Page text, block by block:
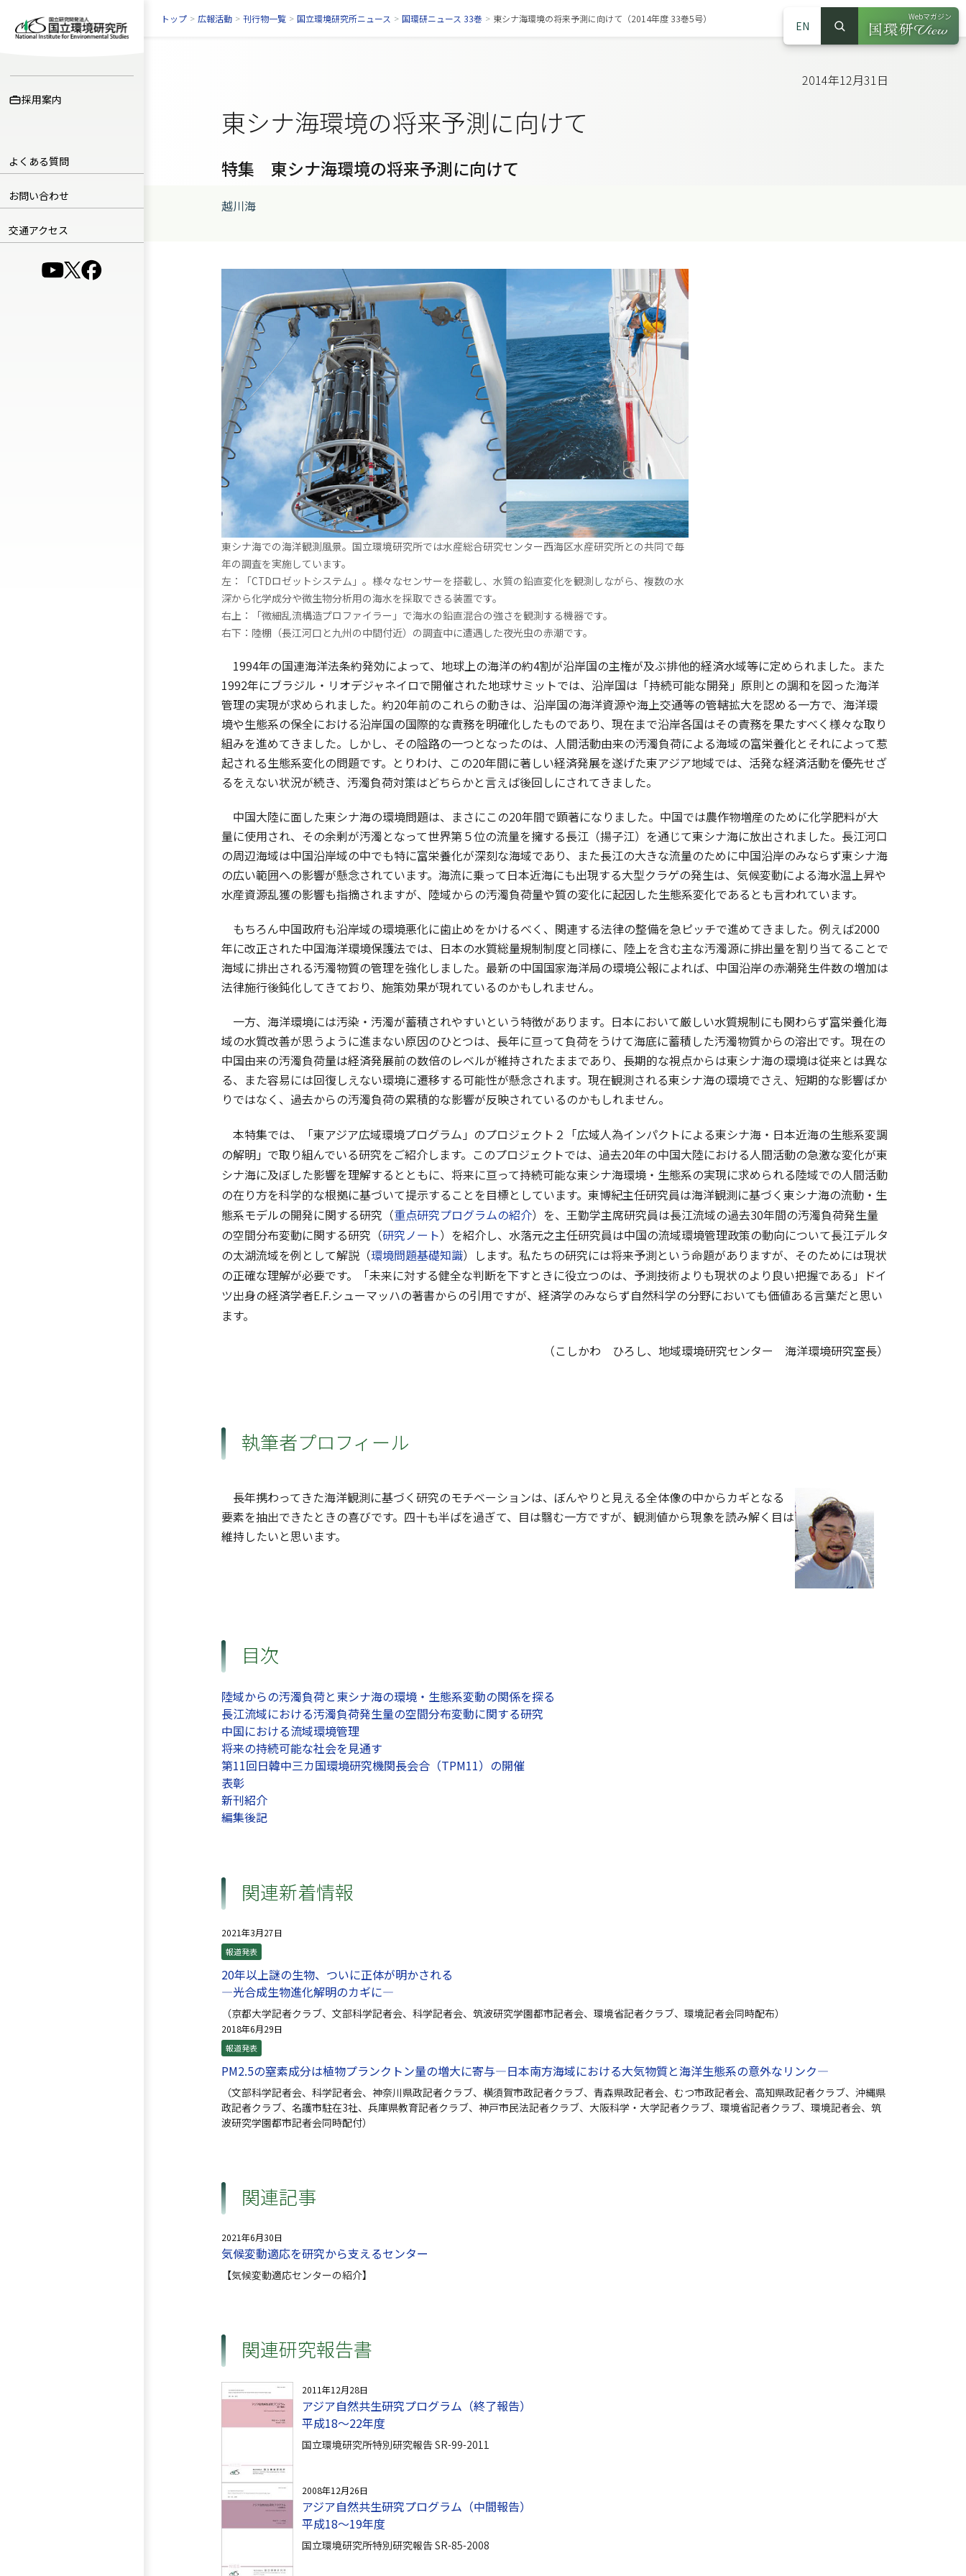
採用案内
よくある質問
お問い合わせ
交通アクセス
（別ウインドウで開きます）
（別ウインドウで開きます）
（別ウインドウで開きます）
EN
サイト内検索
検索
Webマガジン
（別ウインドウ
トップ > 広報活動 > 刊行物一覧 > 国立環境研究所ニュース > 国環研ニュース 33巻 > 東シナ海環境の将来予測に向けて（2014年度 33巻5号）
2014年12月31日
東シナ海環境の将来予測に向けて
特集 東シナ海環境の将来予測に向けて
越川海
東シナ海での海洋観測風景。国立環境研究所では水産総合研究センター西海区水産研究所との共同で毎
年の調査を実施しています。
左：「CTDロゼットシステム」。様々なセンサーを搭載し、水質の鉛直変化を観測しながら、複数の水
深から化学成分や微生物分析用の海水を採取できる装置です。
右上：「微細乱流構造プロファイラー」で海水の鉛直混合の強さを観測する機器です。
右下：陸棚（長江河口と九州の中間付近）の調査中に遭遇した夜光虫の赤潮です。
1994年の国連海洋法条約発効によって、地球上の海洋の約4割が沿岸国の主権が及ぶ排他的経済水域等に定められました。また
1992年にブラジル・リオデジャネイロで開催された地球サミットでは、沿岸国は「持続可能な開発」原則との調和を図った海洋
管理の実現が求められました。約20年前のこれらの動きは、沿岸国の海洋資源や海上交通等の管轄拡大を認める一方で、海洋環
境や生態系の保全における沿岸国の国際的な責務を明確化したものであり、現在まで沿岸各国はその責務を果たすべく様々な取り
組みを進めてきました。しかし、その隘路の一つとなったのは、人間活動由来の汚濁負荷による海域の富栄養化とそれによって惹
起される生態系変化の問題です。とりわけ、この20年間に著しい経済発展を遂げた東アジア地域では、活発な経済活動を優先せざ
るをえない状況が続き、汚濁負荷対策はどちらかと言えば後回しにされてきました。
中国大陸に面した東シナ海の環境問題は、まさにこの20年間で顕著になりました。中国では農作物増産のために化学肥料が大
量に使用され、その余剰が汚濁となって世界第５位の流量を擁する長江（揚子江）を通じて東シナ海に放出されました。長江河口
の周辺海域は中国沿岸域の中でも特に富栄養化が深刻な海域であり、また長江の大きな流量のために中国沿岸のみならず東シナ海
の広い範囲への影響が懸念されています。海流に乗って日本近海にも出現する大型クラゲの発生は、気候変動による海水温上昇や
水産資源乱獲の影響も指摘されますが、陸域からの汚濁負荷量や質の変化に起因した生態系変化であるとも言われています。
もちろん中国政府も沿岸域の環境悪化に歯止めをかけるべく、関連する法律の整備を急ピッチで進めてきました。例えば2000
年に改正された中国海洋環境保護法では、日本の水質総量規制制度と同様に、陸上を含む主な汚濁源に排出量を割り当てることで
海域に排出される汚濁物質の管理を強化しました。最新の中国国家海洋局の環境公報によれば、中国沿岸の赤潮発生件数の増加は
法律施行後鈍化してきており、施策効果が現れているのかもしれません。
一方、海洋環境には汚染・汚濁が蓄積されやすいという特徴があります。日本において厳しい水質規制にも関わらず富栄養化海
域の水質改善が思うように進まない原因のひとつは、長年に亘って負荷をうけて海底に蓄積した汚濁物質からの溶出です。現在の
中国由来の汚濁負荷量は経済発展前の数倍のレベルが維持されたままであり、長期的な視点からは東シナ海の環境は従来とは異な
る、また容易には回復しえない環境に遷移する可能性が懸念されます。現在観測される東シナ海の環境でさえ、短期的な影響ばか
りではなく、過去からの汚濁負荷の累積的な影響が反映されているのかもしれません。
本特集では、「東アジア広域環境プログラム」のプロジェクト２「広域人為インパクトによる東シナ海・日本近海の生態系変調
の解明」で取り組んでいる研究をご紹介します。このプロジェクトでは、過去20年の中国大陸における人間活動の急激な変化が東
シナ海に及ぼした影響を理解するとともに、将来に亘って持続可能な東シナ海環境・生態系の実現に求められる陸域での人間活動
の在り方を科学的な根拠に基づいて提示することを目標としています。東博紀主任研究員は海洋観測に基づく東シナ海の流動・生
態系モデルの開発に関する研究（重点研究プログラムの紹介）を、王勤学主席研究員は長江流域の過去30年間の汚濁負荷発生量
の空間分布変動に関する研究（研究ノート）を紹介し、水落元之主任研究員は中国の流域環境管理政策の動向について長江デルタ
の太湖流域を例として解説（環境問題基礎知識）します。私たちの研究には将来予測という命題がありますが、そのためには現状
の正確な理解が必要です。「未来に対する健全な判断を下すときに役立つのは、予測技術よりも現状のより良い把握である」ドイ
ツ出身の経済学者E.F.シューマッハの著書からの引用ですが、経済学のみならず自然科学の分野においても価値ある言葉だと思い
ます。
（こしかわ ひろし、地域環境研究センター 海洋環境研究室長）
執筆者プロフィール
長年携わってきた海洋観測に基づく研究のモチベーションは、ぼんやりと見える全体像の中からカギとなる
要素を抽出できたときの喜びです。四十も半ばを過ぎて、目は翳む一方ですが、観測値から現象を読み解く目は
維持したいと思います。
目次
陸域からの汚濁負荷と東シナ海の環境・生態系変動の関係を探る
長江流域における汚濁負荷発生量の空間分布変動に関する研究
中国における流域環境管理
将来の持続可能な社会を見通す
第11回日韓中三カ国環境研究機関長会合（TPM11）の開催
表彰
新刊紹介
編集後記
関連新着情報
2021年3月27日
報道発表
20年以上謎の生物、ついに正体が明かされる
—光合成生物進化解明のカギに—
（京都大学記者クラブ、文部科学記者会、科学記者会、筑波研究学園都市記者会、環境省記者クラブ、環境記者会同時配布）
2018年6月29日
報道発表
PM2.5の窒素成分は植物プランクトン量の増大に寄与—日本南方海域における大気物質と海洋生態系の意外なリンク—
（文部科学記者会、科学記者会、神奈川県政記者クラブ、横須賀市政記者クラブ、青森県政記者会、むつ市政記者会、高知県政記者クラブ、沖縄県
政記者クラブ、名護市駐在3社、兵庫県教育記者クラブ、神戸市民法記者クラブ、大阪科学・大学記者クラブ、環境省記者クラブ、環境記者会、筑
波研究学園都市記者会同時配付）
関連記事
2021年6月30日
気候変動適応を研究から支えるセンター
【気候変動適応センターの紹介】
関連研究報告書
2011年12月28日
アジア自然共生研究プログラム（終了報告）
平成18〜22年度
国立環境研究所特別研究報告 SR-99-2011
2008年12月26日
アジア自然共生研究プログラム（中間報告）
平成18〜19年度
国立環境研究所特別研究報告 SR-85-2008